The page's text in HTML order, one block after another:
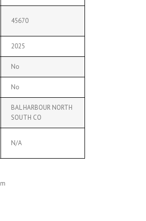
45670
2025
No
No
BAL HARBOUR NORTH
SOUTH CO
N/A